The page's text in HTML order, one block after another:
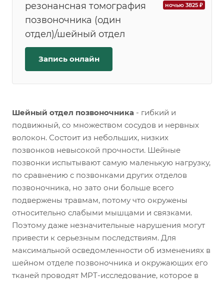
резонансная томография
позвоночника (один
отдел)/шейный отдел
ночью 3825 ₽
Запись онлайн
Шейный отдел позвоночника - гибкий и
подвижный, со множеством сосудов и нервных
волокон. Состоит из небольших, низких
позвонков невысокой прочности. Шейные
позвонки испытывают самую маленькую нагрузку,
по сравнению с позвонками других отделов
позвоночника, но зато они больше всего
подвержены травмам, потому что окружены
относительно слабыми мышцами и связками.
Поэтому даже незначительные нарушения могут
привести к серьезным последствиям. Для
максимальной осведомленности об изменениях в
шейном отделе позвоночника и окружающих его
тканей проводят МРТ-исследование, которое в